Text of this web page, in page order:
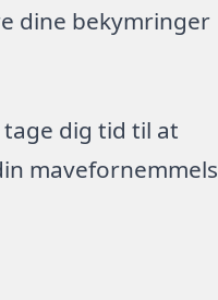
dine bekymringer
dig tid til at